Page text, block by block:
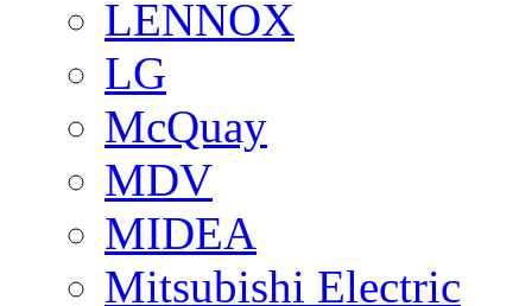
LENNOX
LG
McQuay
MDV
MIDEA
Mitsubishi Electric